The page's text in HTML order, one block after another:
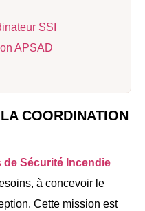
SSI
APSAD
COORDINATION
de Sécurité Incendie
à concevoir le
Cette mission est